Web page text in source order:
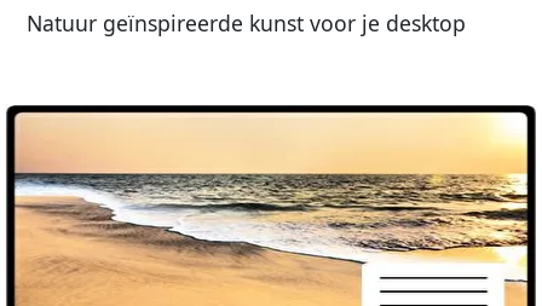
Natuur geïnspireerde kunst voor je desktop